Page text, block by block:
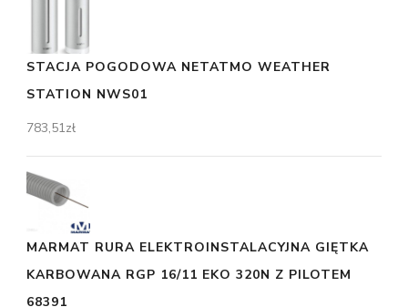
STACJA POGODOWA NETATMO WEATHER
STATION NWS01
783,51zł
MARMAT RURA ELEKTROINSTALACYJNA GIĘTKA
KARBOWANA RGP 16/11 EKO 320N Z PILOTEM
68391